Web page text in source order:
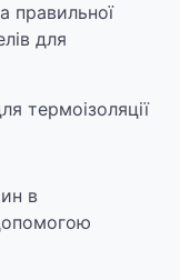
правильної
для
термоізоляції
в